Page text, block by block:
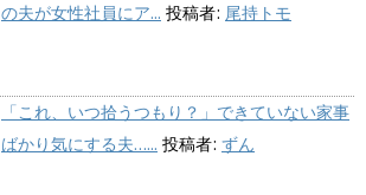
の夫が女性社員にア... 投稿者: 尾持トモ
「これ、いつ拾うつもり？」できていない家事
ばかり気にする夫…... 投稿者: ずん